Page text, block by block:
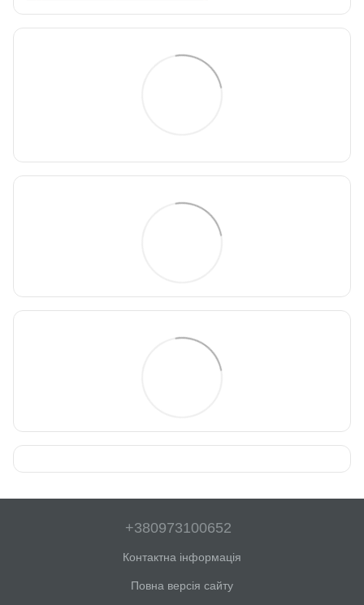
+380973100652
Контактна інформація
Повна версія сайту